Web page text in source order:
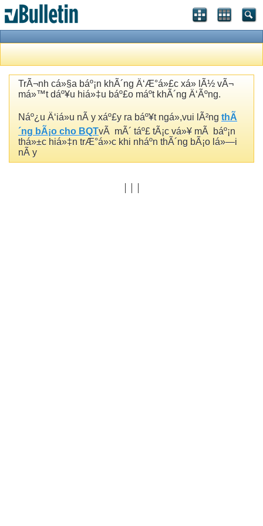
TrÃ¬nh cá»§a báº¡n khÃ´ng Ä‘Æ°á»£c xá»­ lÃ½ vÃ¬
má»™t dáº¥u hiá»‡u báº£o máº­t khÃ´ng Ä‘Ãºng.
Náº¿u Ä‘iá»u nÃ y xáº£y ra báº¥t ngá»,vui lÃ²ng thÃ
´ng bÃ¡o cho BQTvÃ mÃ´ táº£ tÃ¡c vá»¥ mÃ báº¡n
thá»±c hiá»‡n trÆ°á»›c khi nháº­n thÃ´ng bÃ¡o lá»—i
nÃ y